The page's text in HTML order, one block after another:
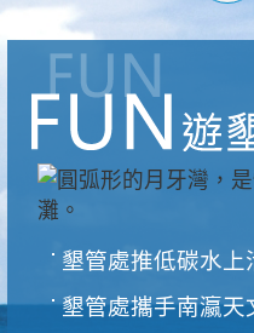
墾管處推低碳水上活
墾管處攜手南瀛天文